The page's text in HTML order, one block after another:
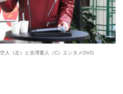
人（左）と吉澤要人（C）エンタメOVO